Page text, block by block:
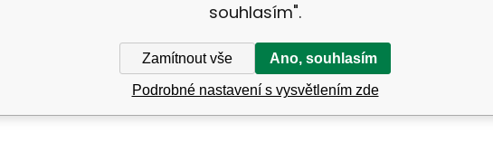
souhlasím".
Zamítnout vše Ano, souhlasím
Podrobné nastavení s vysvětlením zde